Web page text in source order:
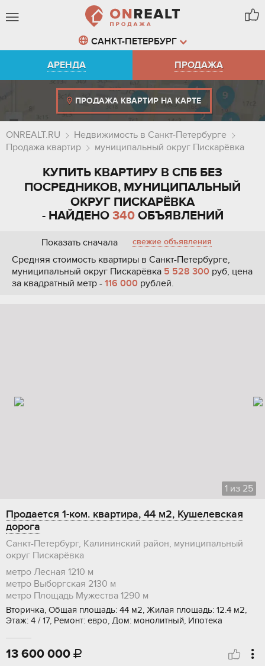
САНКТ-ПЕТЕРБУРГ
АРЕНДА
ПРОДАЖА
ПРОДАЖА КВАРТИР НА КАРТЕ
ONREALT.RU
Недвижимость в Санкт-Петербурге
Продажа квартир
муниципальный округ Пискарёвка
КУПИТЬ КВАРТИРУ В СПБ БЕЗ
ПОСРЕДНИКОВ, МУНИЦИПАЛЬНЫЙ
ОКРУГ ПИСКАРЁВКА
- НАЙДЕНО 340ОБЪЯВЛЕНИЙ
Показать сначала свежие объявления
Средняя стоимость квартиры в Санкт-Петербурге,
муниципальный округ Пискарёвка 5 528 300 руб, цена
за квадратный метр - 116 000 рублей.
1 из 25
Продается 1-ком. квартира, 44 м2, Кушелевская
дорога
Санкт-Петербург, Калининский район, муниципальный
округ Пискарёвка
метро Лесная 1210 м
метро Выборгская 2130 м
метро Площадь Мужества 1290 м
Вторичка, Общая площадь: 44 м2, Жилая площадь: 12.4 м2,
Этаж: 4 / 17, Ремонт: евро, Дом: монолитный, Ипотека
13 600 000 